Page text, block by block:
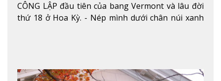
CÔNG LẬP đầu tiên của bang Vermont và lâu đời
thứ 18 ở Hoa Kỳ. - Nép mình dưới chân núi xanh
tuyết của trường, sinh viên có thể thưởng thức vẻ